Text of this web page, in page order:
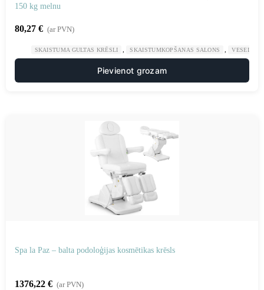
150 kg melnu
80,27 € (ar PVN)
SKAISTUMA GULTAS KRĒSLI SKAISTUMKOPŠANAS SALONS VESELĪBA
Pievienot grozam
Spa la Paz – balta podoloģijas kosmētikas krēsls
1376,22 € (ar PVN)